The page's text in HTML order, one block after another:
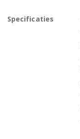
Specificaties